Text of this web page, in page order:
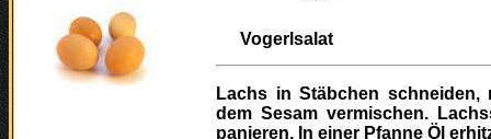
Vogerlsalat
Lachs in Stäbchen schneiden,
dem Sesam vermischen.
panieren. In einer Pfanne Öl